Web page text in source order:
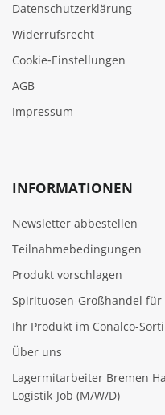
Datenschutzerklärung
Widerrufsrecht
Cookie‑Einstellungen
AGB
Impressum
INFORMATIONEN
Newsletter abbestellen
Teilnahmebedingungen
Produkt vorschlagen
Spirituosen-Großhandel für
Ihr Produkt im Conalco-
Über uns
Lagermitarbeiter Bremen
Logistik-Job (M/W/D)